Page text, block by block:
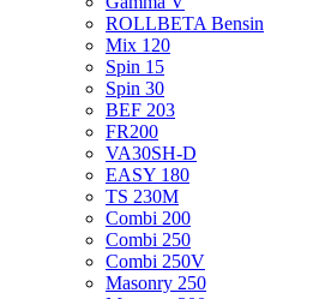
ROLLBETA Bensin
Mix 120
Spin 15
Spin 30
BEF 203
FR200
VA30SH-D
EASY 180
TS 230M
Combi 200
Combi 250
Combi 250V
Masonry 250